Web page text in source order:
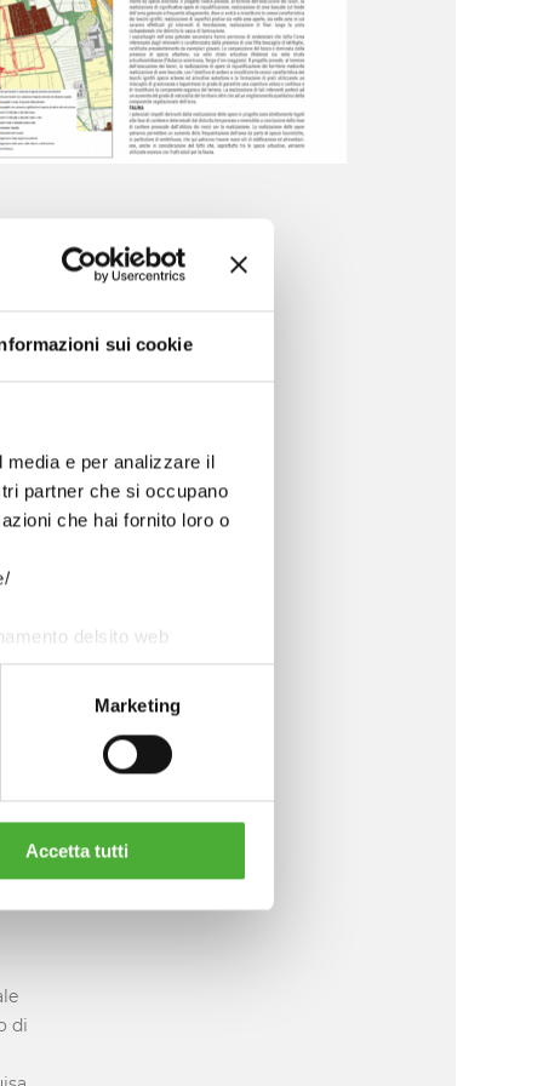
sui cookie
e per analizzare il
partner che si occupano
che hai fornito loro o
delsito web
Marketing
Accetta tutti
in
di